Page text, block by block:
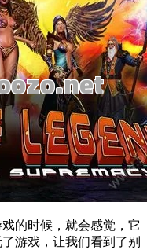
的时候，就会感觉，它
游戏，让我们看到了别